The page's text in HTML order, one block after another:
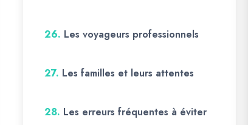
26. Les voyageurs professionnels
27. Les familles et leurs attentes
28. Les erreurs fréquentes à éviter